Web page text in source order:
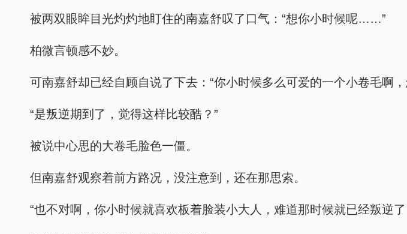
被两双眼眸目光灼灼地盯住的南嘉舒叹了口气：“想你小时候呢……”
柏微言顿感不妙。
可南嘉舒却已经自顾自说了下去：“你小时候多么可爱的一个小卷毛啊
“是叛逆期到了，觉得这样比较酷？”
被说中心思的大卷毛脸色一僵。
但南嘉舒观察着前方路况，没注意到，还在那思索。
“也不对啊，你小时候就喜欢板着脸装小大人，难道那时候就已经叛逆了